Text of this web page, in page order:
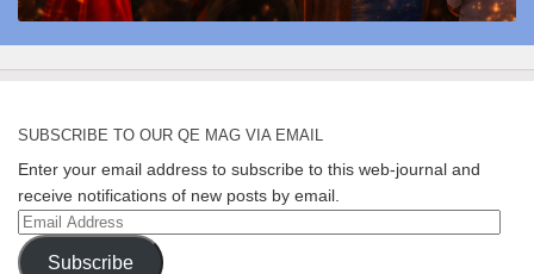
SUBSCRIBE TO OUR QE MAG VIA EMAIL
Enter your email address to subscribe to this web-journal and
receive notifications of new posts by email.
Email
Address
Subscribe